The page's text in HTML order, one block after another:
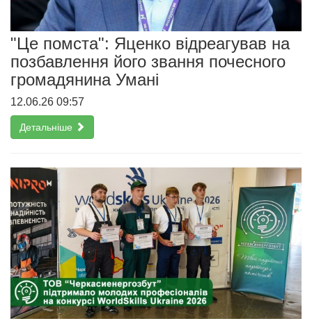
"Це помста": Яценко відреагував на
позбавлення його звання почесного
громадянина Умані
12.06.26 09:57
Детальніше